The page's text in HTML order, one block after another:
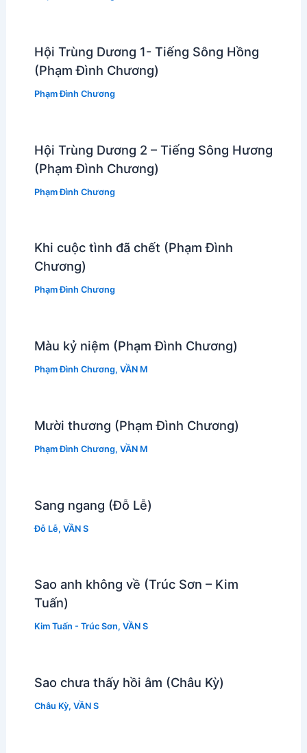
Hội Trùng Dương 1- Tiếng Sông Hồng
(Phạm Đình Chương)
Phạm Đình Chương
Hội Trùng Dương 2 – Tiếng Sông Hương
(Phạm Đình Chương)
Phạm Đình Chương
Khi cuộc tình đã chết (Phạm Đình
Chương)
Phạm Đình Chương
Màu kỷ niệm (Phạm Đình Chương)
Phạm Đình Chương, VẦN M
Mười thương (Phạm Đình Chương)
Phạm Đình Chương, VẦN M
Sang ngang (Đỗ Lễ)
Đỗ Lễ, VẦN S
Sao anh không về (Trúc Sơn – Kim
Tuấn)
Kim Tuấn - Trúc Sơn, VẦN S
Sao chưa thấy hồi âm (Châu Kỳ)
Châu Kỳ, VẦN S